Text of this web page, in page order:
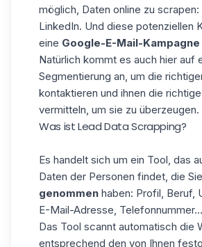
möglich, Daten online zu scrapen:
LinkedIn. Und diese potenziellen
eine Google-E-Mail-Kampagne
Natürlich kommt es auch hier auf
Segmentierung an, um die
kontaktieren und ihnen die
vermitteln, um sie zu überzeugen.
Was ist Lead Data Scrapping?
Es handelt sich um ein Tool, das
Daten der Personen findet, die Sie
genommen haben: Profil, Beruf,
E-Mail-Adresse, Telefonnummer...
Das Tool scannt automatisch die
entsprechend den von Ihnen